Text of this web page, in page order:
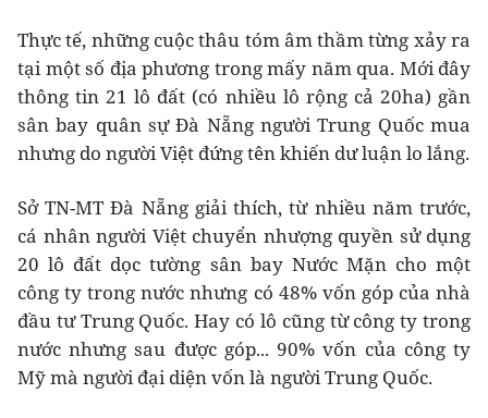
Thực tế, những cuộc thâu tóm âm thầm từng xảy ra
tại một số địa phương trong mấy năm qua. Mới đây
thông tin 21 lô đất (có nhiều lô rộng cả 20ha) gần
sân bay quân sự Đà Nẵng người Trung Quốc mua
nhưng do người Việt đứng tên khiến dư luận lo lắng.
Sở TN-MT Đà Nẵng giải thích, từ nhiều năm trước,
cá nhân người Việt chuyển nhượng quyền sử dụng
20 lô đất dọc tường sân bay Nước Mặn cho một
công ty trong nước nhưng có 48% vốn góp của nhà
đầu tư Trung Quốc. Hay có lô cũng từ công ty trong
nước nhưng sau được góp... 90% vốn của công ty
Mỹ mà người đại diện vốn là người Trung Quốc.